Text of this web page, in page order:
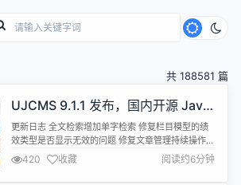
共 188581 篇
UJCMS 9.1.1 发布，国内开源 Java
CMS
更新日志 全文检索增加单字检索 修复栏目模型的绩
效类型是否显示无效的问题 修复文章管理持续操作打
开情况下，切换栏目新增文章后，模型没有复原的问
题 简介 Java开源内容管理系统(java cms)、Java建
站系统。使用SpringBoot、MyBatis、Spring
420 收藏 阅读约6分钟